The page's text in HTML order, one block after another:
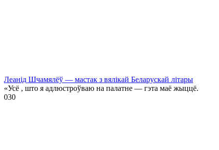
Леанід Шчамялёў — мастак з вялікай Беларускай літары
«Усё , што я адлюстроўваю на палатне — гэта маё жыццё.
030